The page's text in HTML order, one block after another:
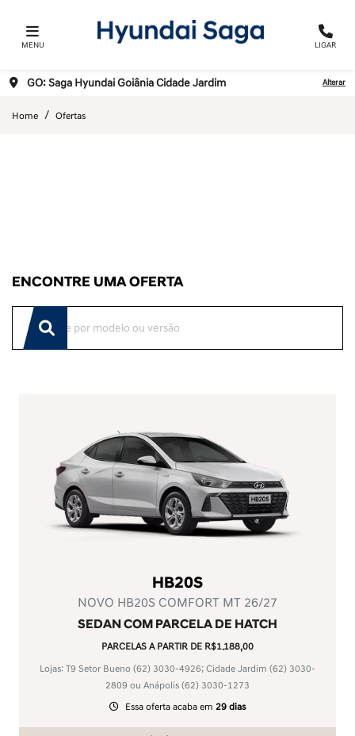
MENU LIGAR
GO: Saga Hyundai Goiânia Cidade Jardim Alterar
Home Ofertas
ENCONTRE UMA OFERTA
HB20S
NOVO HB20S COMFORT MT 26/27
SEDAN COM PARCELA DE HATCH
PARCELAS A PARTIR DE R$1.188,00
Lojas: T9 Setor Bueno (62) 3030-4926; Cidade Jardim (62) 3030-
2809 ou Anápolis (62) 3030-1273
Essa oferta acaba em 29 dias